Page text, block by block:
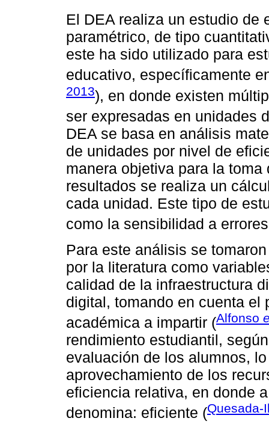
El DEA realiza un estudio de
paramétrico, de tipo
este ha sido utilizado para
educativo, específicamente
2013), en donde existen
ser expresadas en unidades
DEA se basa en análisis
de unidades por nivel de
manera objetiva para la
resultados se realiza un
cada unidad. Este tipo de
como la sensibilidad a
Para este análisis se
por la literatura como
calidad de la infraestructura
digital, tomando en cuenta el
académica a impartir (Alfonso
rendimiento estudiantil,
evaluación de los alumnos,
aprovechamiento de los
eficiencia relativa, en donde
denomina: eficiente (Quesada-